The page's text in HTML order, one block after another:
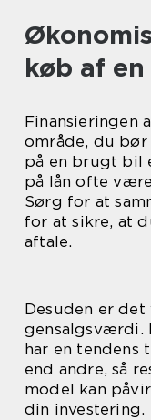
køb af
Finansieringen
område, du bør
på en brugt bil
på lån ofte
Sørg for at
for at sikre, at
aftale.
Desuden er
gensalgsværdi.
har en
end andre, så
model kan
din investering.